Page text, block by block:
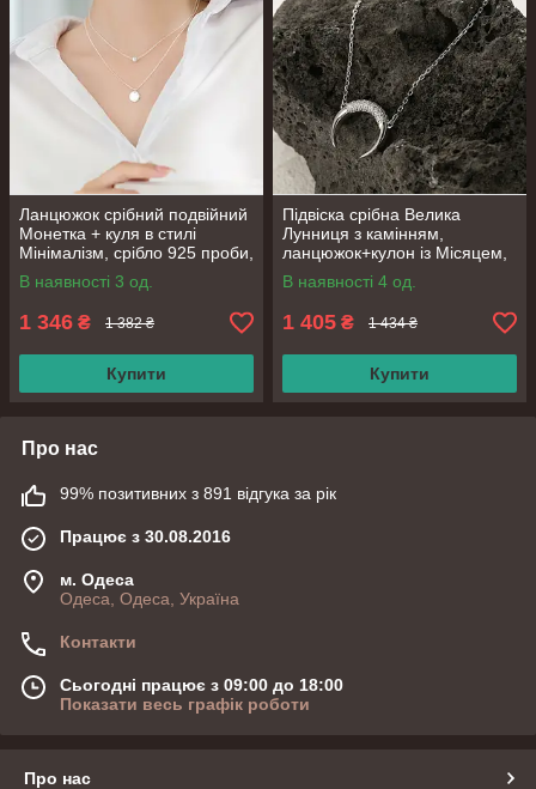
Ланцюжок срібний подвійний
Монетка + куля в стилі
Мінімалізм, срібло 925 проби,
довжина 40 + 6 см
В наявності 3 од.
1 346 ₴ 1 382 ₴
Купити
Підвіска срібна Велика
Лунниця з камінням,
ланцюжок+кулон із Місяцем,
срібло 925 проби, довжина
40+5 см
В наявності 4 од.
1 405 ₴ 1 434 ₴
Купити
Про нас
99% позитивних з 891 відгука за рік
Працює з 30.08.2016
м. Одеса
Одеса, Одеса, Україна
Контакти
Сьогодні працює з 09:00 до 18:00
Показати весь графік роботи
Про нас